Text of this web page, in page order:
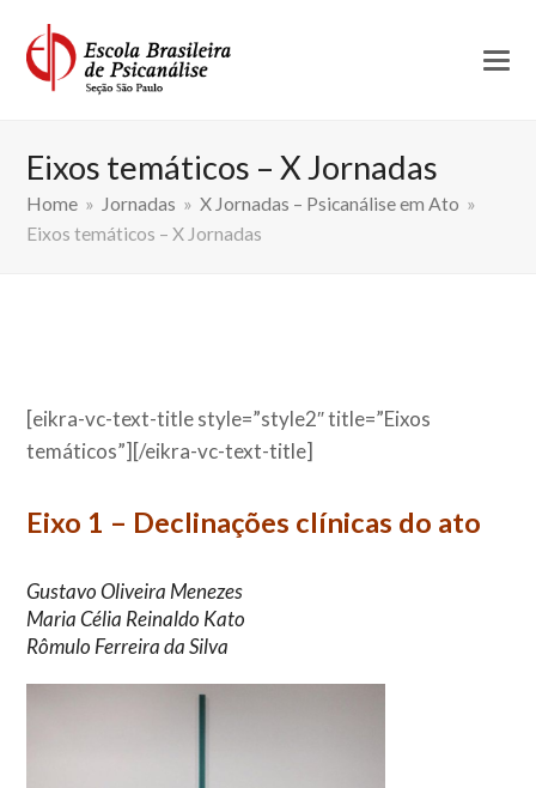
Eixos temáticos – X Jornadas
Home » Jornadas » X Jornadas – Psicanálise em Ato »
Eixos temáticos – X Jornadas
[eikra-vc-text-title style=”style2″ title=”Eixos
temáticos”][/eikra-vc-text-title]
Eixo 1 – Declinações clínicas do ato
Gustavo Oliveira Menezes
Maria Célia Reinaldo Kato
Rômulo Ferreira da Silva